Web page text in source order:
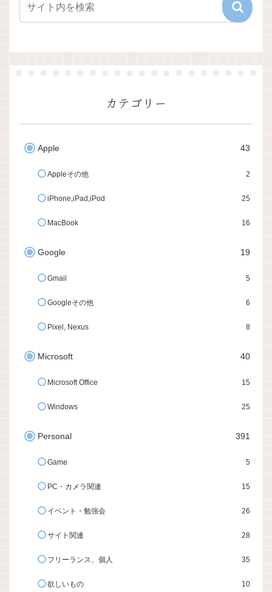
カテゴリー
Apple 43
Appleその他 2
iPhone,iPad,iPod 25
MacBook 16
Google 19
Gmail 5
Googleその他 6
Pixel, Nexus 8
Microsoft 40
Microsoft Office 15
Windows 25
Personal 391
Game 5
PC・カメラ関連 15
イベント・勉強会 26
サイト関連 28
フリーランス、個人 35
欲しいもの 10